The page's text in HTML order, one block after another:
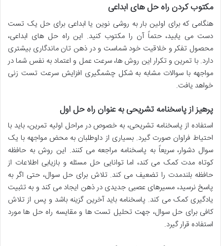
مکتوب کردن راه حل های ابداعی
هنگامی که برای اولین بار به روشی نوین یا ابداعی برای حل یک تست
دست می یابید، حتماً آن را مکتوب کنید. این راه حل های ابداعی،
محصول تفکر و خلاقیت خود شماست و در ذهن تان ماندگاری بیشتری
دارد. با تمرین و تکرار این روش ها، سرعت عمل و اعتماد به نفس شما در
مواجهه با سوالات مشابه به شکل چشمگیری افزایش سرعت تست زنی
خواهد یافت.
پرهیز از پاسخنامه تشریحی به عنوان راه حل اول
استفاده از پاسخنامه تشریحی، به خصوص در مراحل اولیه تمرین، باید با
احتیاط فراوان صورت گیرد. بسیاری از داوطلبان به محض مواجهه با یک
سوال دشوار، سریعاً به پاسخنامه مراجعه می کنند. این روش به حافظه
کوتاه مدت کمک می کند، اما توانایی حل مسئله و بازیابی اطلاعات از
حافظه بلندمدت را تضعیف می کند. تلاش برای حل سوال، حتی اگر به
پاسخ نرسید، مسیرهای عصبی جدیدی در ذهن ایجاد می کند و به تثبیت
یادگیری کمک می کند. پاسخنامه باید آخرین گزینه باشد و پس از تلاش
کافی برای حل سوال، جهت تحلیل تست ها و مقایسه راه حل ها مورد
استفاده قرار گیرد.